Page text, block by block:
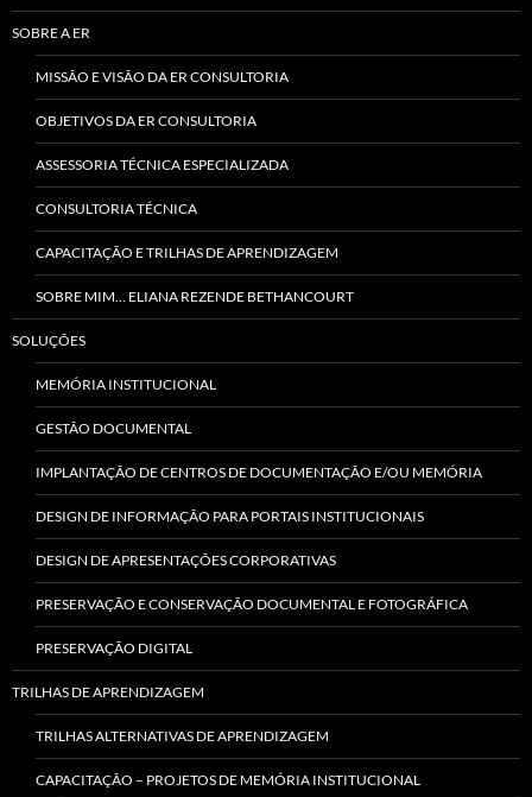
SOBRE A ER
MISSÃO E VISÃO DA ER CONSULTORIA
OBJETIVOS DA ER CONSULTORIA
ASSESSORIA TÉCNICA ESPECIALIZADA
CONSULTORIA TÉCNICA
CAPACITAÇÃO E TRILHAS DE APRENDIZAGEM
SOBRE MIM… ELIANA REZENDE BETHANCOURT
SOLUÇÕES
MEMÓRIA INSTITUCIONAL
GESTÃO DOCUMENTAL
IMPLANTAÇÃO DE CENTROS DE DOCUMENTAÇÃO E/OU MEMÓRIA
DESIGN DE INFORMAÇÃO PARA PORTAIS INSTITUCIONAIS
DESIGN DE APRESENTAÇÕES CORPORATIVAS
PRESERVAÇÃO E CONSERVAÇÃO DOCUMENTAL E FOTOGRÁFICA
PRESERVAÇÃO DIGITAL
TRILHAS DE APRENDIZAGEM
TRILHAS ALTERNATIVAS DE APRENDIZAGEM
CAPACITAÇÃO – PROJETOS DE MEMÓRIA INSTITUCIONAL